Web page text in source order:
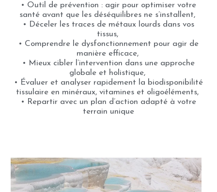
• Outil de prévention : agir pour optimiser votre
santé avant que les déséquilibres ne s’installent,
• Déceler les traces de métaux lourds dans vos
tissus,
• Comprendre le dysfonctionnement pour agir de
manière efficace,
• Mieux cibler l’intervention dans une approche
globale et holistique,
• Évaluer et analyser rapidement la biodisponibilité
tissulaire en minéraux, vitamines et oligoéléments,
• Repartir avec un plan d’action adapté à votre
terrain unique